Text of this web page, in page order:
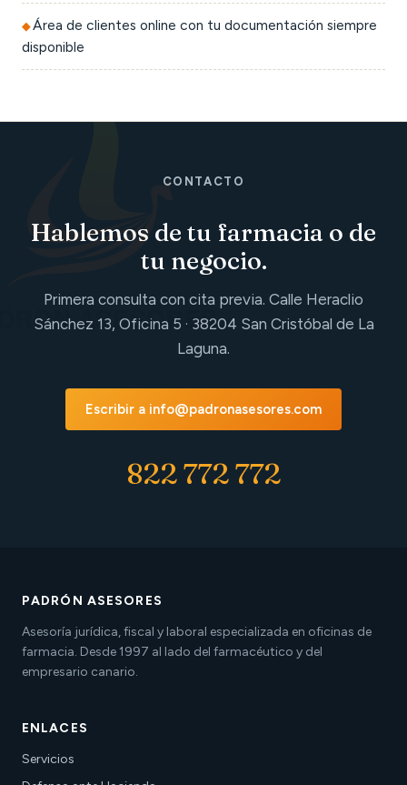
Área de clientes online con tu documentación siempre
disponible
CONTACTO
Hablemos de tu farmacia o de
tu negocio.
Primera consulta con cita previa. Calle Heraclio
Sánchez 13, Oficina 5 · 38204 San Cristóbal de La
Laguna.
Escribir a info@padronasesores.com
822 772 772
PADRÓN ASESORES
Asesoría jurídica, fiscal y laboral especializada en oficinas de
farmacia. Desde 1997 al lado del farmacéutico y del
empresario canario.
ENLACES
Servicios